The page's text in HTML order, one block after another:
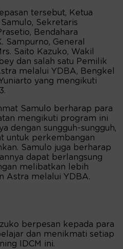
tersebut, Ketua
Sekretaris
Bendahara
Sampurno, General
Saito Kazuko, Wakil
dan salah satu Pemilik
melalui YDBA, Bengkel
yang mengikuti
Samulo berharap para
mengikuti program ini
dengan sungguh-sungguh,
untuk perkembangan
Samulo juga berharap
dapat berlangsung
melibatkan lebih
Astra melalui YDBA.
berpesan kepada para
dan menikmati setiap
IDCM ini.